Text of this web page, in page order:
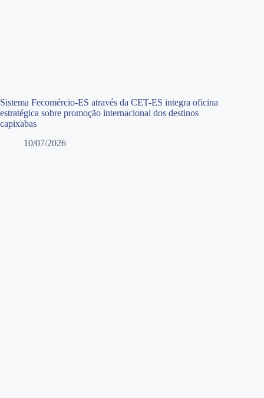
Sistema Fecomércio-ES através da CET-ES integra oficina
estratégica sobre promoção internacional dos destinos
capixabas
10/07/2026